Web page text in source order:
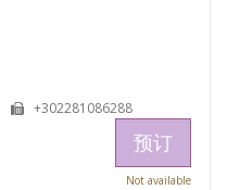
+302281086288
预订
Not available